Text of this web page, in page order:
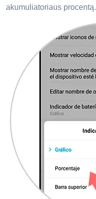
akumuliatoriaus procentą.